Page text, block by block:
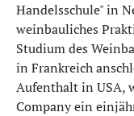
Handelsschule" in
weinbauliches
Studium des
in Frankreich
Aufenthalt in USA,
Company ein